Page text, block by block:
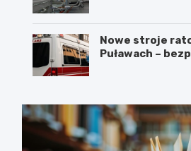
Nowe stroje
Puławach –